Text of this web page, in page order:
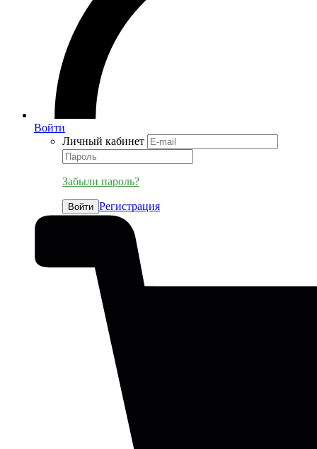
Войти
Личный кабинет
Забыли пароль?
Войти Регистрация